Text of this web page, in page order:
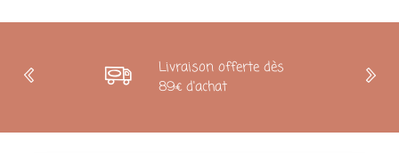
Livraison offerte dès
89€ d'achat